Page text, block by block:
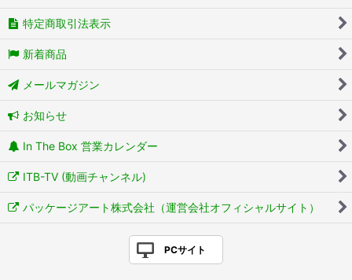
特定商取引法表示
新着商品
メールマガジン
お知らせ
In The Box 営業カレンダー
ITB-TV (動画チャンネル)
パッケージアート株式会社（運営会社オフィシャルサイト）
PCサイト